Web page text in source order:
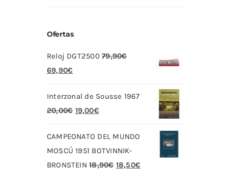
Ofertas
Reloj DGT2500 79,90€
El
original
era:
69,90€
actual
es:
Interzonal de Sousse 1967
20,00€ El
original
era:
20,00€.
19,00€El
actual
es:
19,00€.
CAMPEONATO DEL MUNDO
MOSCÚ 1951 BOTVINNIK-
BRONSTEIN 18,90€ El
18,50€